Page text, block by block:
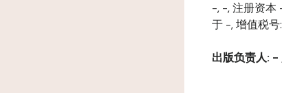
-, -, 注册资
于 -, 增值税
出版负责人: